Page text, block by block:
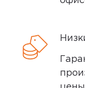
Мотив.
сообщим вам
после того,